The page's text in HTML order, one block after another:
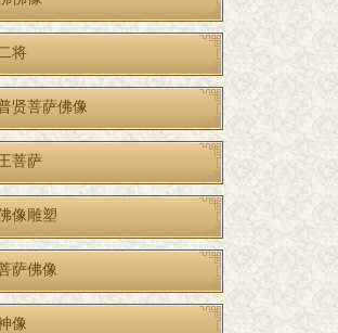
将
贤菩萨佛像
菩萨
像雕塑
萨佛像
像